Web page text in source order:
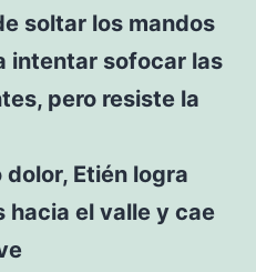
soltar los mandos
intentar sofocar las
pero resiste la
Etién logra
el valle y cae